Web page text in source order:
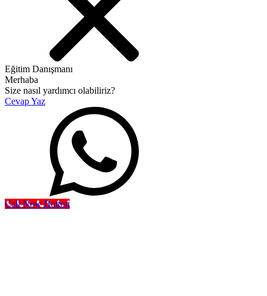
Eğitim Danışmanı
Merhaba
Size nasıl yardımcı olabiliriz?
Cevap Yaz
Call Now Button